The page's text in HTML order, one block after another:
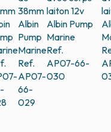
38mm
Albin
Pump
Marine
Ref.
AP07-
66-
029
laiton 12v
Albin Pump
Marine
Ref.
AP07-66-
030